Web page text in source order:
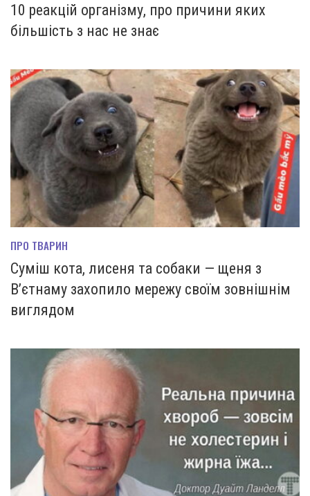
10 реакцій організму, про причини яких
більшість з нас не знає
ПРО ТВАРИН
Суміш кота, лисеня та собаки — щеня з
В’єтнаму захопило мережу своїм зовнішнім
виглядом